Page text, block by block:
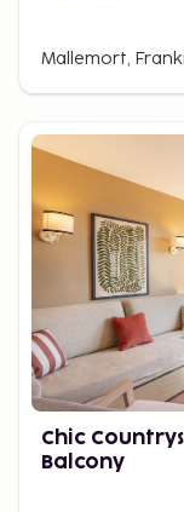
Mallemort,
Chic
Balcony